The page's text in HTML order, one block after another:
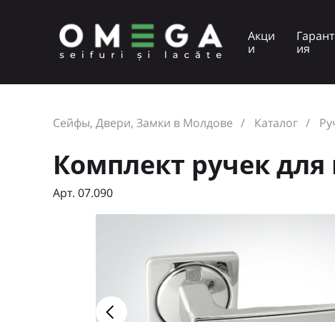
Акци
и
Гарант
ия
Сейфы, Двери, Замки в Молдове Каталог
Комплект ручек
Арт. 07.090